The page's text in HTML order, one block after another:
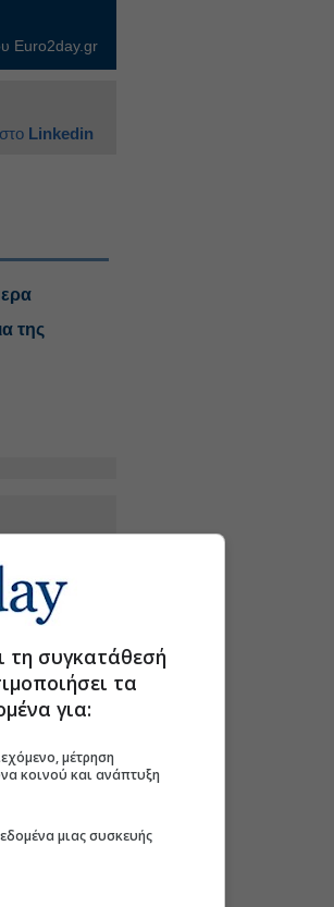
Euro2day.gr
στο Linkedin
της
τη συγκατάθεσή
τα
για:
μέτρηση
κοινού και ανάπτυξη
μιας συσκευής